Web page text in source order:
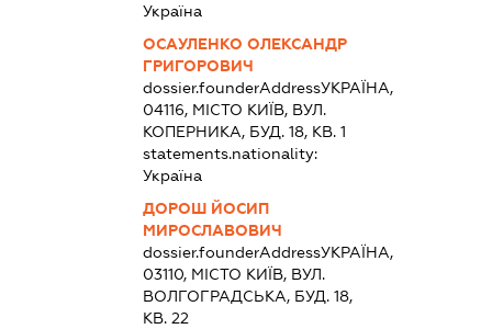
Україна
ОСАУЛЕНКО ОЛЕКСАНДР
ГРИГОРОВИЧ
dossier.founderAddressУКРАЇНА,
04116, МІСТО КИЇВ, ВУЛ.
КОПЕРНИКА, БУД. 18, КВ. 1
statements.nationality:
Україна
ДОРОШ ЙОСИП
МИРОСЛАВОВИЧ
dossier.founderAddressУКРАЇНА,
03110, МІСТО КИЇВ, ВУЛ.
ВОЛГОГРАДСЬКА, БУД. 18,
КВ. 22